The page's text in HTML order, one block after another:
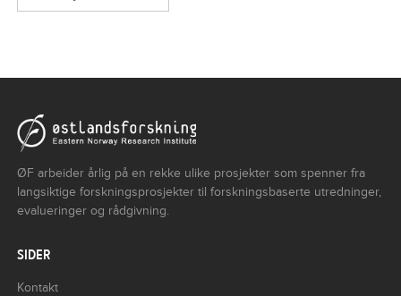
ØF arbeider årlig på en rekke ulike prosjekter som spenner fra
langsiktige forskningsprosjekter til forskningsbaserte utredninger,
evalueringer og rådgivning.
SIDER
Kontakt